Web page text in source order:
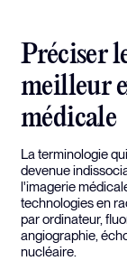
Préciser
meilleur
médicale
La terminologie
devenue
l'imagerie
technologies en
par ordinateur,
angiographie,
nucléaire.